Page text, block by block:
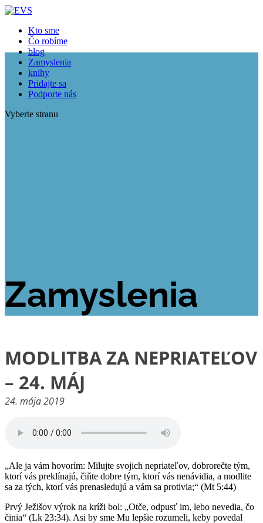
Kto sme
Čo robíme
blog
Zamyslenia
knihy
Pridajte sa
Podporte nás
Vyberte stranu
Zamyslenia
MODLITBA ZA NEPRIATEĽOV
– 24. MÁJ
24. mája 2019
„Ale ja vám hovorím: Milujte svojich nepriateľov, dobrorečte tým,
ktorí vás preklínajú, čiňte dobre tým, ktorí vás nenávidia, a modlite
sa za tých, ktorí vás prenasledujú a vám sa protivia;“ (Mt 5:44)
Prvý Ježišov výrok na kríži bol: „Otče, odpusť im, lebo nevedia, čo
činia“ (Lk 23:34). Asi by sme Mu lepšie rozumeli, keby povedal